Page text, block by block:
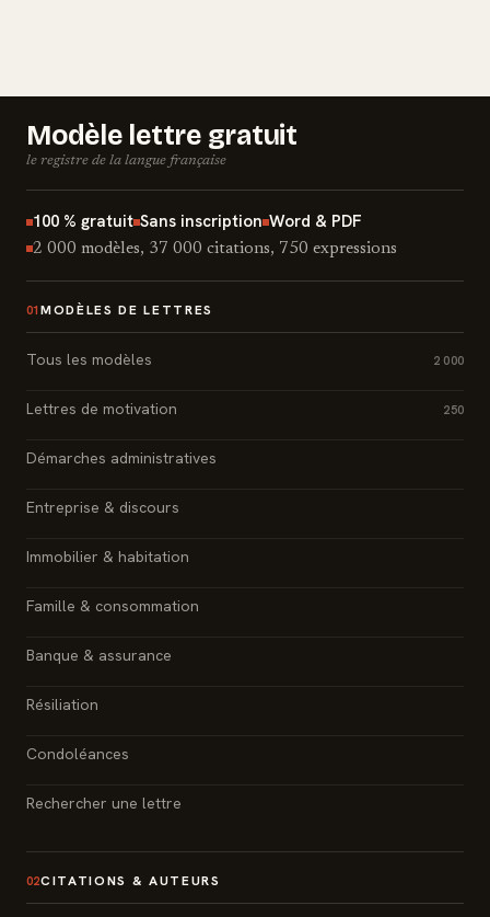
Modèle lettre gratuit
le registre de la langue française
100 % gratuit Sans inscription Word & PDF
2 000 modèles, 37 000 citations, 750 expressions
01 MODÈLES DE LETTRES
Tous les modèles 2 000
Lettres de motivation 250
Démarches administratives
Entreprise & discours
Immobilier & habitation
Famille & consommation
Banque & assurance
Résiliation
Condoléances
Rechercher une lettre
02CITATIONS & AUTEURS